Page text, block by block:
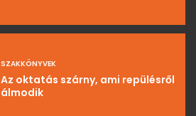
SZAKKÖNYVEK
Az oktatás szárny, ami repülésről
álmodik